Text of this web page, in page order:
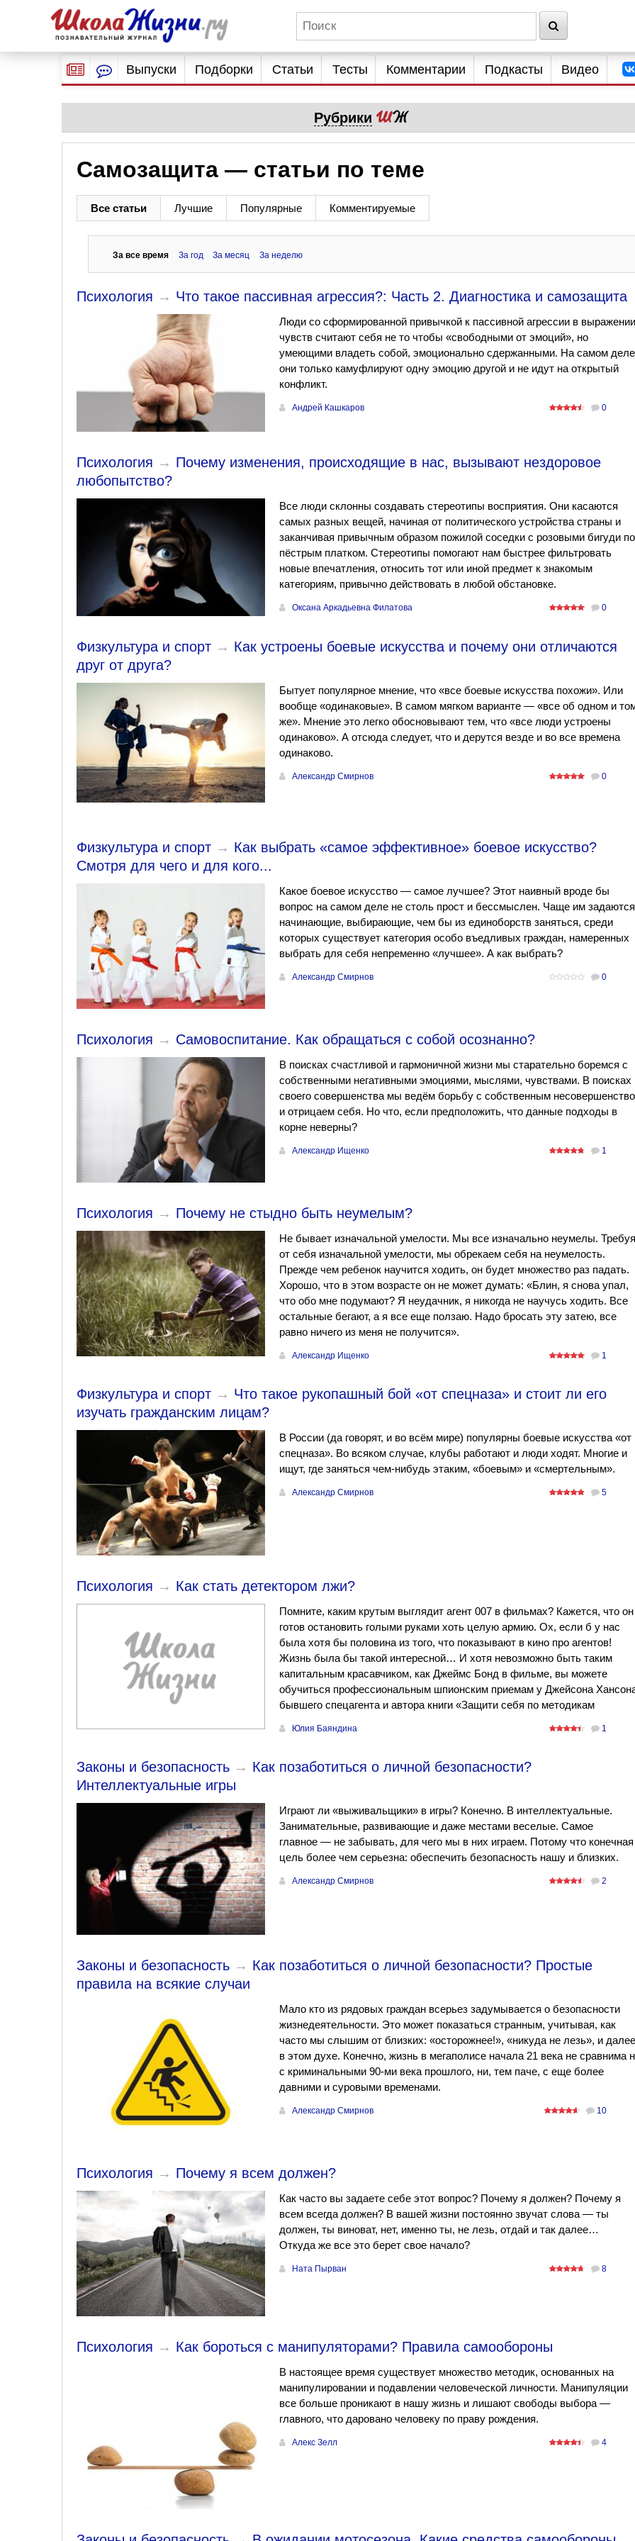
Выпуски Подборки Статьи Тесты Комментарии Подкасты Видео
Рубрики
Самозащита — статьи по теме
Все статьи Лучшие Популярные Комментируемые
За все время За год За месяц За неделю
Психология → Что такое пассивная агрессия?: Часть 2. Диагностика и самозащита
Люди со сформированной привычкой к пассивной агрессии в выражении
чувств считают себя не то чтобы «свободными от эмоций», но
умеющими владеть собой, эмоционально сдержанными. На самом деле
они только камуфлируют одну эмоцию другой и не идут на открытый
конфликт.
Андрей Кашкаров 0
Психология → Почему изменения, происходящие в нас, вызывают нездоровое
любопытство?
Все люди склонны создавать стереотипы восприятия. Они касаются
самых разных вещей, начиная от политического устройства страны и
заканчивая привычным образом пожилой соседки с розовыми бигуди
пёстрым платком. Стереотипы помогают нам быстрее фильтровать
новые впечатления, относить тот или иной предмет к знакомым
категориям, привычно действовать в любой обстановке.
Оксана Аркадьевна Филатова 0
Физкультура и спорт → Как устроены боевые искусства и почему они отличаются
друг от друга?
Бытует популярное мнение, что «все боевые искусства похожи». Или
вообще «одинаковые». В самом мягком варианте — «все об одном и
же». Мнение это легко обосновывают тем, что «все люди устроены
одинаково». А отсюда следует, что и дерутся везде и во все времена
одинаково.
Александр Смирнов 0
Физкультура и спорт → Как выбрать «самое эффективное» боевое искусство?
Смотря для чего и для кого...
Какое боевое искусство — самое лучшее? Этот наивный вроде бы
вопрос на самом деле не столь прост и бессмыслен. Чаще им задаются
начинающие, выбирающие, чем бы из единоборств заняться, среди
которых существует категория особо въедливых граждан, намеренных
выбрать для себя непременно «лучшее». А как выбрать?
Александр Смирнов 0
Психология → Самовоспитание. Как обращаться с собой осознанно?
В поисках счастливой и гармоничной жизни мы старательно боремся с
собственными негативными эмоциями, мыслями, чувствами. В поисках
своего совершенства мы ведём борьбу с собственным
и отрицаем себя. Но что, если предположить, что данные подходы в
корне неверны?
Александр Ищенко 1
Психология → Почему не стыдно быть неумелым?
Не бывает изначальной умелости. Мы все изначально неумелы. Требуя
от себя изначальной умелости, мы обрекаем себя на неумелость.
Прежде чем ребенок научится ходить, он будет множество раз падать.
Хорошо, что в этом возрасте он не может думать: «Блин, я снова упал,
что обо мне подумают? Я неудачник, я никогда не научусь ходить. Все
остальные бегают, а я все еще ползаю. Надо бросать эту затею, все
равно ничего из меня не получится».
Александр Ищенко 1
Физкультура и спорт → Что такое рукопашный бой «от спецназа» и стоит ли его
изучать гражданским лицам?
В России (да говорят, и во всём мире) популярны боевые искусства «от
спецназа». Во всяком случае, клубы работают и люди ходят. Многие и
ищут, где заняться чем-нибудь этаким, «боевым» и «смертельным».
Александр Смирнов 5
Психология → Как стать детектором лжи?
Помните, каким крутым выглядит агент 007 в фильмах? Кажется, что он
готов остановить голыми руками хоть целую армию. Ох, если б у нас
была хотя бы половина из того, что показывают в кино про агентов!
Жизнь была бы такой интересной… И хотя невозможно быть таким
капитальным красавчиком, как Джеймс Бонд в фильме, вы можете
обучиться профессиональным шпионским приемам у Джейсона
бывшего спецагента и автора книги «Защити себя по методикам
Юлия Баяндина 1
Законы и безопасность → Как позаботиться о личной безопасности?
Интеллектуальные игры
Играют ли «выживальщики» в игры? Конечно. В интеллектуальные.
Занимательные, развивающие и даже местами веселые. Самое
главное — не забывать, для чего мы в них играем. Потому что конечная
цель более чем серьезна: обеспечить безопасность нашу и близких.
Александр Смирнов 2
Законы и безопасность → Как позаботиться о личной безопасности? Простые
правила на всякие случаи
Мало кто из рядовых граждан всерьез задумывается о безопасности
жизнедеятельности. Это может показаться странным, учитывая, как
часто мы слышим от близких: «осторожнее!», «никуда не лезь», и далее
в этом духе. Конечно, жизнь в мегаполисе начала 21 века не сравнима
с криминальными 90-ми века прошлого, ни, тем паче, с еще более
давними и суровыми временами.
Александр Смирнов 10
Психология → Почему я всем должен?
Как часто вы задаете себе этот вопрос? Почему я должен? Почему я
всем всегда должен? В вашей жизни постоянно звучат слова — ты
должен, ты виноват, нет, именно ты, не лезь, отдай и так далее…
Откуда же все это берет свое начало?
Ната Пырван 8
Психология → Как бороться с манипуляторами? Правила самообороны
В настоящее время существует множество методик, основанных на
манипулировании и подавлении человеческой личности. Манипуляции
все больше проникают в нашу жизнь и лишают свободы выбора —
главного, что даровано человеку по праву рождения.
Алекс Зелл 4